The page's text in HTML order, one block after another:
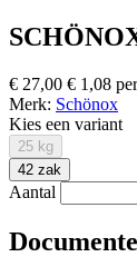
€ 27,00 € 1,08
Merk: Schönox
Kies een variant
25 kg
42 zak
Aantal